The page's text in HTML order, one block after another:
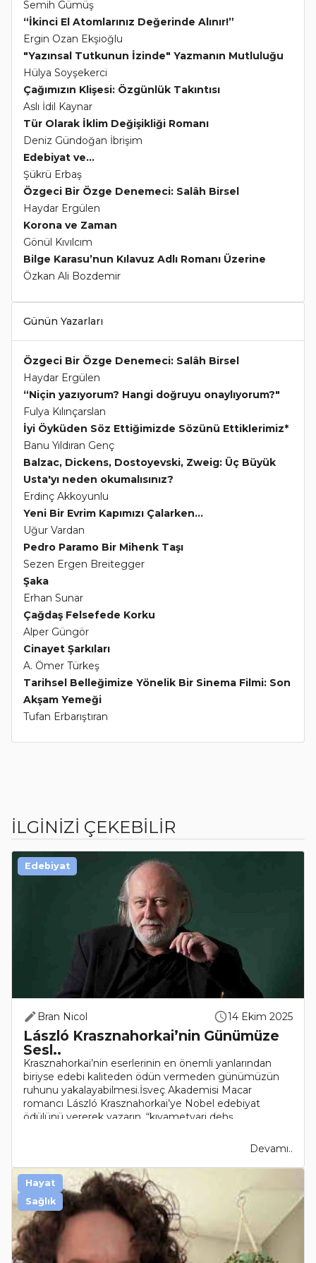
Semih Gümüş
“İkinci El Atomlarınız Değerinde Alınır!”
Ergin Ozan Ekşioğlu
"Yazınsal Tutkunun İzinde" Yazmanın Mutluluğu
Hülya Soyşekerci
Çağımızın Klişesi: Özgünlük Takıntısı
Aslı İdil Kaynar
Tür Olarak İklim Değişikliği Romanı
Deniz Gündoğan İbrişim
Edebiyat ve...
Şükrü Erbaş
Özgeci Bir Özge Denemeci: Salâh Birsel
Haydar Ergülen
Korona ve Zaman
Gönül Kıvılcım
Bilge Karasu’nun Kılavuz Adlı Romanı Üzerine
Özkan Ali Bozdemir
Günün Yazarları
Özgeci Bir Özge Denemeci: Salâh Birsel
Haydar Ergülen
“Niçin yazıyorum? Hangi doğruyu onaylıyorum?"
Fulya Kılınçarslan
İyi Öyküden Söz Ettiğimizde Sözünü Ettiklerimiz*
Banu Yıldıran Genç
Balzac, Dickens, Dostoyevski, Zweig: Üç Büyük
Usta'yı neden okumalısınız?
Erdinç Akkoyunlu
Yeni Bir Evrim Kapımızı Çalarken...
Uğur Vardan
Pedro Paramo Bir Mihenk Taşı
Sezen Ergen Breitegger
Şaka
Erhan Sunar
Çağdaş Felsefede Korku
Alper Güngör
Cinayet Şarkıları
A. Ömer Türkeş
Tarihsel Belleğimize Yönelik Bir Sinema Filmi: Son
Akşam Yemeği
Tufan Erbarıştıran
İLGİNİZİ ÇEKEBİLİR
Bran Nicol 14 Ekim 2025
László Krasznahorkai’nin Günümüze
Sesl..
Krasznahorkai’nin eserlerinin en önemli yanlarından
biriyse edebi kaliteden ödün vermeden günümüzün
ruhunu yakalayabilmesi.İsveç Akademisi Macar
romancı László Krasznahorkai’ye Nobel edebiyat
ödülünü vererek yazarın, “kıyametvari dehş..
Devamı..
Edebiyat
Hayat
Sağlık